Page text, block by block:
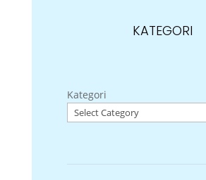
KATEGORI
Kategori